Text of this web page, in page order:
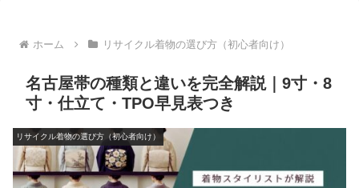
ホーム リサイクル着物の選び方（初心者向け）
名古屋帯の種類と違いを完全解説｜9寸・8
寸・仕立て・TPO早見表つき
リサイクル着物の選び方（初心者向け）